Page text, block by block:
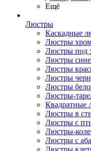
Ещё
Люстры
Каскадные
Люстры
Люстры под
Люстры
Люстры
Люстры
Люстры
Люстры-
Квадратные
Люстры в
Люстры с
Люстры-
Люстры с
Люстры